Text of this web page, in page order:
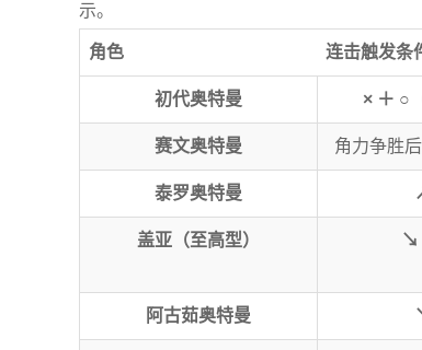
示。
角色 连击触发条
初代奥特曼 × ＋ ○
赛文奥特曼 角力争胜后
泰罗奥特曼
盖亚（至高型） ↘
阿古茹奥特曼